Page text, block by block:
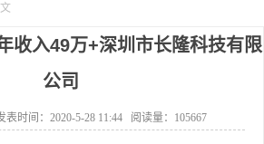
收入49万+深圳市长隆科技有限
公司
表时间： 2020-5-28 11:44 阅读量： 105667